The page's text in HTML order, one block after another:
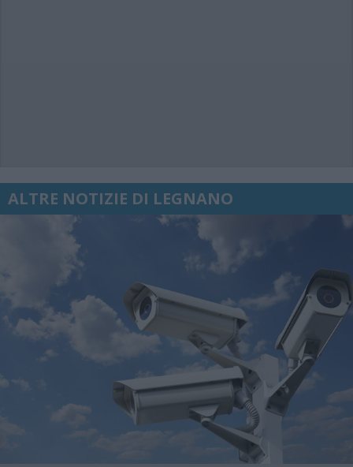
ALTRE NOTIZIE DI LEGNANO